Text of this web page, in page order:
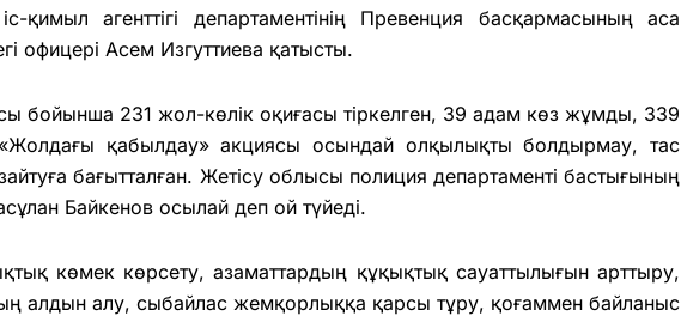
қимыл агенттігі департаментінің Превенция басқармасының аса
офицері Асем Изгуттиева қатысты.
бойынша 231 жол-көлік оқиғасы тіркелген, 39 адам көз жұмды, 339
қабылдау» акциясы осындай олқылықты болдырмау, тас
бағытталған. Жетісу облысы полиция департаменті бастығының
Байкенов осылай деп ой түйеді.
көмек көрсету, азаматтардың құқықтық сауаттылығын арттыру,
алдын алу, сыбайлас жемқорлыққа қарсы тұру, қоғаммен байланыс